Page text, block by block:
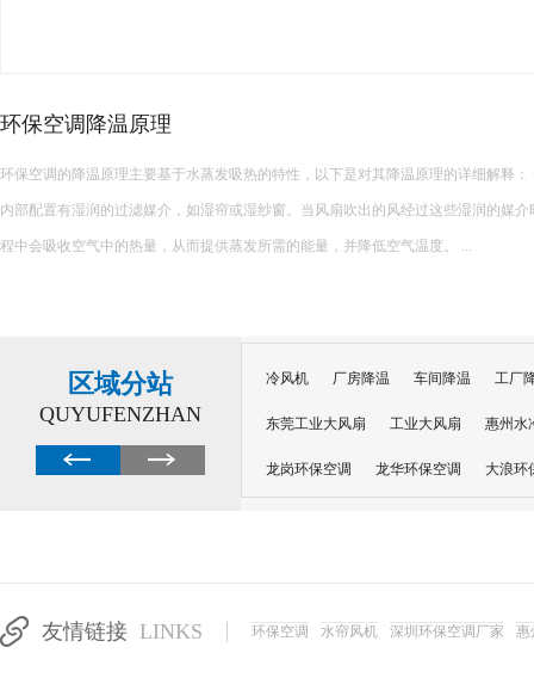
环保空调降温原理
环保空调的降温原理主要基于水蒸发吸热的特性，以下是对其降温原理的详细解释： 一、核心原理 环保空调
内部配置有湿润的过滤媒介，如湿帘或湿纱窗。当风扇吹出的风经过这些湿润的媒
程中会吸收空气中的热量，从而提供蒸发所需的能量，并降低空气温度。 ...
区域分站
QUYUFENZHAN
冷风机 厂房降温 车间降温 工厂
东莞工业大风扇 工业大风扇 惠州水
龙岗环保空调 龙华环保空调 大浪环
友情链接 LINKS 环保空调 水帘风机 深圳环保空调厂家 惠